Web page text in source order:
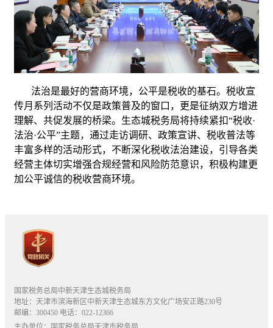
法治是最好的营商环境，公平是税收的基石。税收宣
传月系列活动不仅是政策普及的窗口，更是征纳双方增进
理解、共促发展的桥梁。生态城税务局将持续紧扣“税收·
法治·公平”主题，通过走访调研、政策宣讲、税收普法等
丰富多样的活动形式，不断深化税收法治建设，引导各类
经营主体切实增强合规经营和风险防范意识，积极构建更
加公平诚信的税收营商环境。
国家税务总局中新天津生态城税务局
地址：天津市滨海新区中新天津生态城东方文化广场安正路230号
邮编：300450 电话：022-12366